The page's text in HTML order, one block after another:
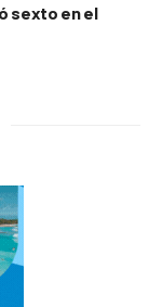
sexto en el